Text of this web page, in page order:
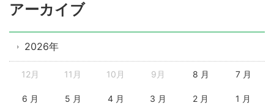
アーカイブ
2026年
12月 11月 10月 9月 8 月 7 月
6 月 5 月 4 月 3 月 2 月 1 月